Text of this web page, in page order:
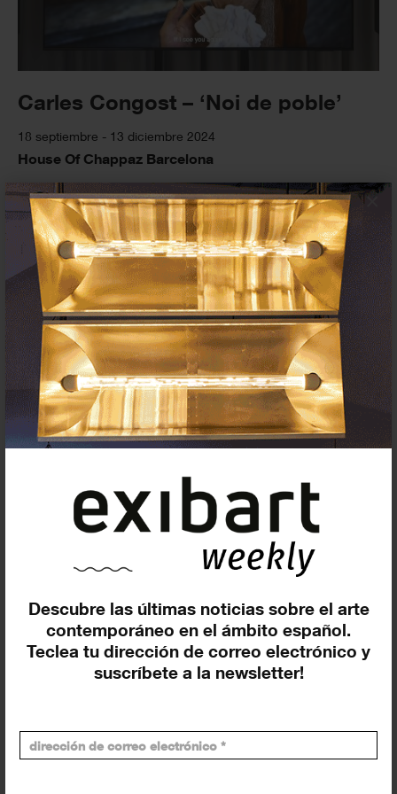
Descubre las últimas noticias sobre el arte
contemporáneo en el ámbito español.
Teclea tu dirección de correo electrónico y
suscríbete a la newsletter!
×
Carles Congost – ‘Noi de poble’
18 septiembre - 13 diciembre 2024
House Of Chappaz Barcelona
Network sede
TODOS ARTISTAS
COMISARIOS
OFICINAS DE PRENSAEDITORES OTROS
House of Chappaz Barcelona
Producción - Organización
Eduardo García Nieto
Comisariado
Vicky Uslé